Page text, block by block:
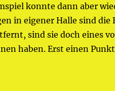
konnte dann aber
in eigener Halle sind die
sind sie doch eines
haben. Erst einen